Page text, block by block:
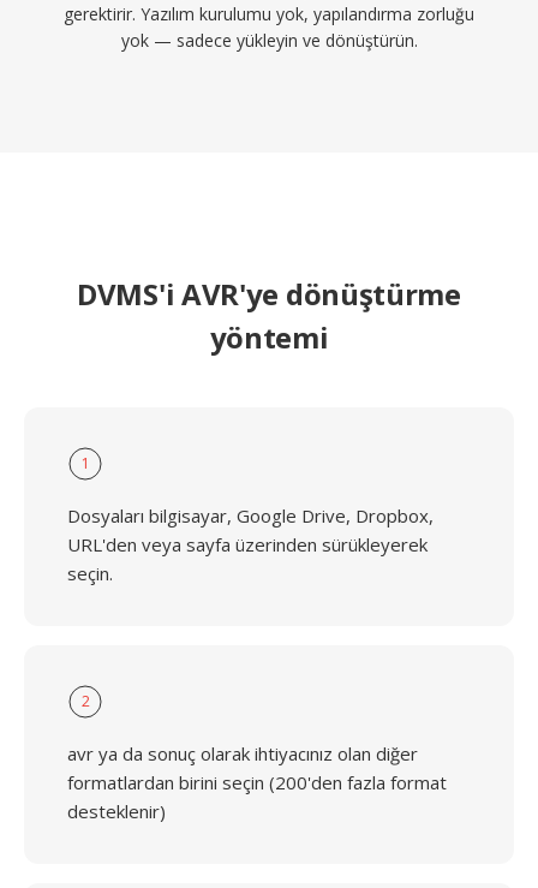
gerektirir. Yazılım kurulumu yok, yapılandırma zorluğu
yok — sadece yükleyin ve dönüştürün.
DVMS'i AVR'ye dönüştürme
yöntemi
1
Dosyaları bilgisayar, Google Drive, Dropbox,
URL'den veya sayfa üzerinden sürükleyerek
seçin.
2
avr ya da sonuç olarak ihtiyacınız olan diğer
formatlardan birini seçin (200'den fazla format
desteklenir)